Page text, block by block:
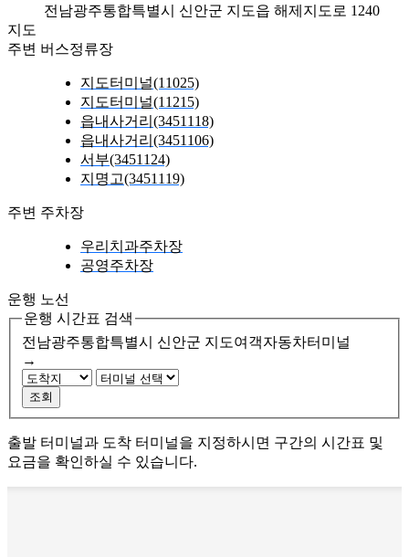
전남광주통합특별시 신안군 지도읍 해제지도로 1240
지도
주변 버스정류장
지도터미널(11025)
지도터미널(11215)
읍내사거리(3451118)
읍내사거리(3451106)
서부(3451124)
지명고(3451119)
주변 주차장
우리치과주차장
공영주차장
운행 노선
운행 시간표 검색
전남광주통합특별시 신안군 지도여객자동차터미널
→
조회
출발 터미널과 도착 터미널을 지정하시면 구간의 시간표 및
요금을 확인하실 수 있습니다.